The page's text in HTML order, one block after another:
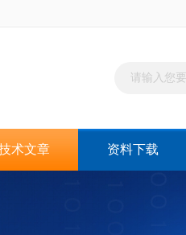
术文章 资料下载